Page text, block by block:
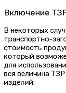
Включение
В некоторых
транспортно-
стоимость
который
для
вся величина
изделий.